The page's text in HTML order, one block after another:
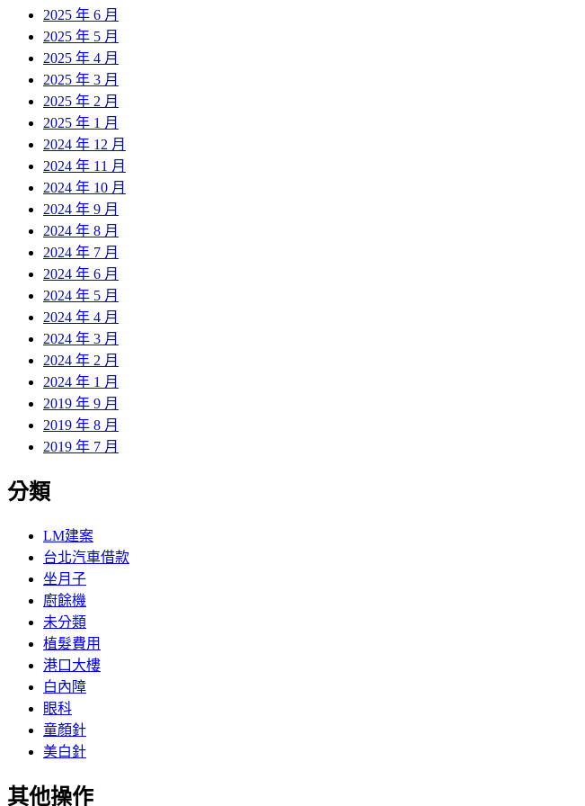
2025 年 6 月
2025 年 5 月
2025 年 4 月
2025 年 3 月
2025 年 2 月
2025 年 1 月
2024 年 12 月
2024 年 11 月
2024 年 10 月
2024 年 9 月
2024 年 8 月
2024 年 7 月
2024 年 6 月
2024 年 5 月
2024 年 4 月
2024 年 3 月
2024 年 2 月
2024 年 1 月
2019 年 9 月
2019 年 8 月
2019 年 7 月
分類
LM建案
台北汽車借款
坐月子
廚餘機
未分類
植髮費用
港口大樓
白內障
眼科
童顏針
美白針
其他操作